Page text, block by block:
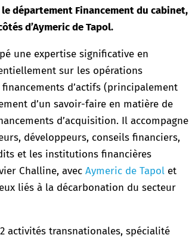
département Financement du cabinet,
d’Aymeric de Tapol.
une expertise significative en
sur les opérations
d’actifs (principalement
d’un savoir-faire en matière de
d’acquisition. Il accompagne
développeurs, conseils financiers,
et les institutions financières
Challine, avecAymeric de Tapol et
liés à la décarbonation du secteur
activités transnationales, spécialité